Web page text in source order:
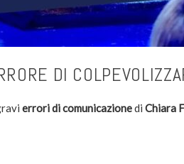
DI
errori di comunicazionedi Chiara